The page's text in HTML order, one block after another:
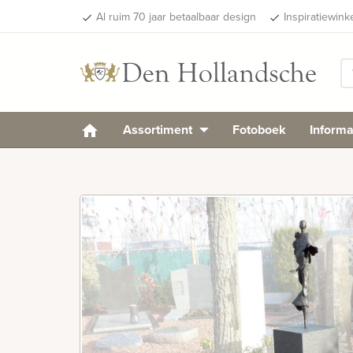
done Al ruim 70 jaar betaalbaar design done
Assortiment Fotoboek